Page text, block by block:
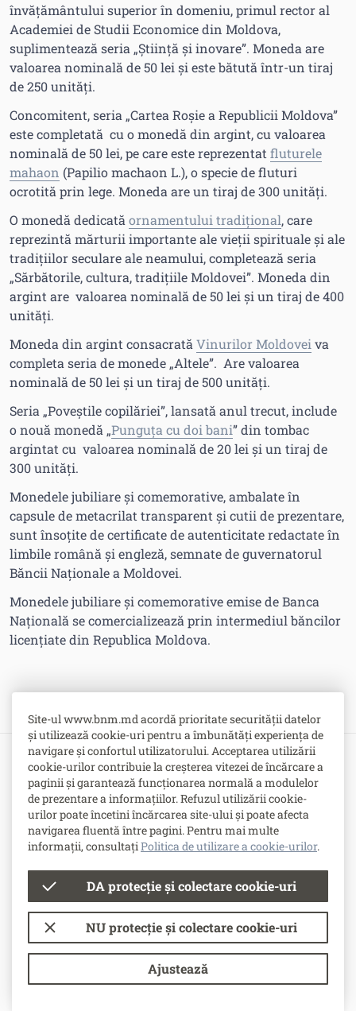
Site-ul www.bnm.md acordă prioritate securității datelor
și utilizează cookie-uri pentru a îmbunătăți experiența de
navigare și confortul utilizatorului. Acceptarea utilizării
cookie-urilor contribuie la creșterea vitezei de încărcare a
paginii și garantează funcționarea normală a modulelor
de prezentare a informațiilor. Refuzul utilizării cookie-
urilor poate încetini încărcarea site-ului și poate afecta
navigarea fluentă între pagini. Pentru mai multe
informații, consultațiPolitica de utilizare a cookie-urilor.
DA protecție și colectare cookie-uri
NU protecție și colectare cookie-uri
Ajustează
învățământului superior în domeniu, primul rector al
Academiei de Studii Economice din Moldova,
suplimentează seria „Știință și inovare”. Moneda are
valoarea nominală de 50 lei și este bătută într-un tiraj
de 250 unități.
Concomitent, seria „Cartea Roșie a Republicii Moldova”
este completată cu o monedă din argint, cu valoarea
nominală de 50 lei, pe care este reprezentat fluturele
mahaon (Papilio machaon L.), o specie de fluturi
ocrotită prin lege. Moneda are un tiraj de 300 unități.
O monedă dedicată ornamentului tradițional, care
reprezintă mărturii importante ale vieții spirituale și ale
tradițiilor seculare ale neamului, completează seria
„Sărbătorile, cultura, tradițiile Moldovei”. Moneda din
argint are valoarea nominală de 50 lei și un tiraj de 400
unități.
Moneda din argint consacrată Vinurilor Moldovei va
completa seria de monede „Altele”. Are valoarea
nominală de 50 lei și un tiraj de 500 unități.
Seria „Poveștile copilăriei”, lansată anul trecut, include
o nouă monedă „Punguța cu doi bani” din tombac
argintat cu valoarea nominală de 20 lei și un tiraj de
300 unități.
Monedele jubiliare și comemorative, ambalate în
capsule de metacrilat transparent și cutii de prezentare,
sunt însoțite de certificate de autenticitate redactate în
limbile română și engleză, semnate de guvernatorul
Băncii Naționale a Moldovei.
Monedele jubiliare și comemorative emise de Banca
Națională se comercializează prin intermediul băncilor
licențiate din Republica Moldova.
Bulevardul Grigore Vieru nr. 1,
MD-2005, Chişinău, Republica Moldova
-Contacte
-Posturi vacante
© Banca Națională a Moldovei
Condiții de utilizare
Politica de utilizare a cookie-urilor